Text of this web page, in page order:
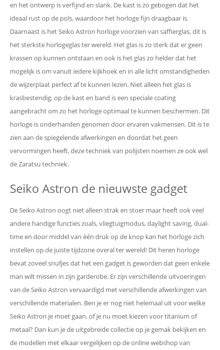
en het ontwerp is verfijnd en slank. De kast is zo gebogen dat het
ideaal rust op de pols, waardoor het horloge fijn draagbaar is.
Daarnaast is het Seiko Astron horloge voorzien van saffierglas, dit is
het sterkste horlogeglas ter wereld. Het glas is zo sterk dat er geen
krassen op kunnen ontstaan en ook is het glas zo helder dat het
mogelijk is om vanuit iedere kijkhoek en in alle licht omstandigheden
de wijzerplaat perfect af te kunnen lezen. Niet alleen het glas is
krasbestendig, op de kast en band is een speciale coating
aangebracht om zo het horloge optimaal te kunnen beschermen. Dit
horloge is onderhanden genomen door ervaren vakmensen. Dit is te
zien aan de spiegelende afwerkingen en doordat het geen
vervormingen heeft, deze techniek van polijsten noemen ze ook wel
de Zaratsu techniek.
Seiko Astron de nieuwste gadget
De Seiko Astron oogt niet alleen strak en stoer maar heeft ook veel
andere handige functies zoals, vliegtuigmodus, daylight saving, dual-
time en door middel van één druk op de knop kan het horloge zich
instellen op de juiste tijdzone overal ter wereld! Dit heren horloge
bevat zoveel snufjes dat het een gadget is geworden dat geen enkele
man wilt missen in zijn garderobe. Er zijn verschillende uitvoeringen
van de Seiko Astron vervaardigd met verschillende afwerkingen van
verschillende materialen. Ben je er nog niet helemaal uit voor welke
Seiko Astron je moet gaan, of je nu moet kiezen voor titanium of
metaal? Dan kun je de uitgebreide collectie op je gemak bekijken en
de modellen met elkaar vergelijken op de online webshop van